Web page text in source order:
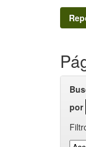
por